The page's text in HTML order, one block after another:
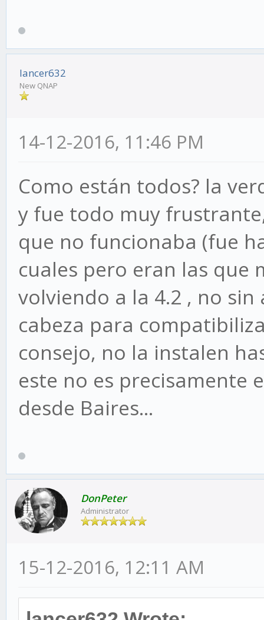
lancer632
New QNAP
14-12-2016, 11:46 PM
Como están todos? la
y fue todo muy
que no funcionaba (fue
cuales pero eran las que
volviendo a la 4.2 , no
cabeza para
consejo, no la instalen
este no es precisamente
desde Baires...
DonPeter
Administrator
15-12-2016, 12:11 AM